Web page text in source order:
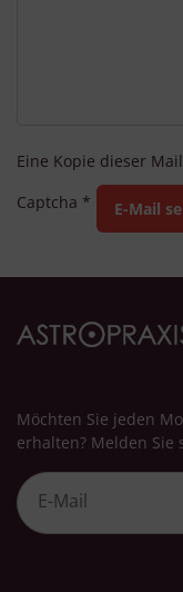
Eine Kopie dieser
Captcha * E-Mail
Möchten Sie jeden
erhalten? Melden Sie